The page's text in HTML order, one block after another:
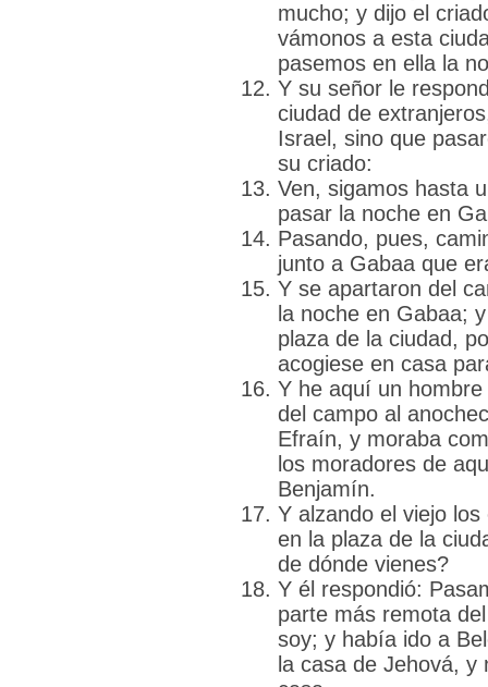
mucho; y dijo el
vámonos a esta
pasemos en ella la
Y su señor le
ciudad de
Israel, sino que
su criado:
Ven, sigamos hasta
pasar la noche en
Pasando, pues,
junto a Gabaa que
Y se apartaron del
la noche en Gabaa;
plaza de la ciudad,
acogiese en casa
Y he aquí un
del campo al
Efraín, y moraba
los moradores de
Benjamín.
Y alzando el viejo
en la plaza de la
de dónde vienes?
Y él respondió:
parte más remota
soy; y había ido a
la casa de Jehová,